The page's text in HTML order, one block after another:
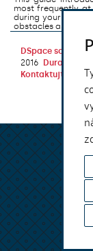
most frequently at
during your
obstacles
DSpace software
2016
DuraSpace
Kontaktujte nás
|